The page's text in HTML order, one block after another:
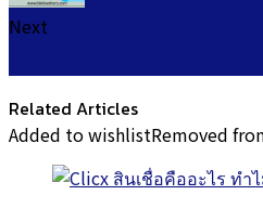
Next
Related Articles
Added to wishlistRemoved